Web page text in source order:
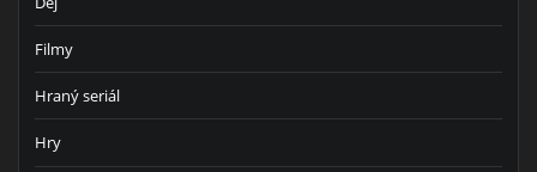
Filmy
Hraný seriál
Hry